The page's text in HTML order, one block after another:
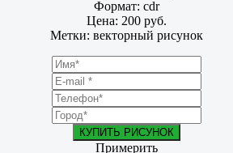
Формат: cdr
Цена: 200 руб.
Метки: векторный рисунок
КУПИТЬ РИСУНОК
Примерить